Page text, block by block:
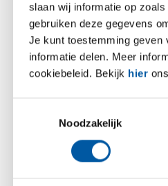
slaan wij informatie op
gebruiken deze gegevens
Je kunt toestemming geven
informatie delen. Meer
cookiebeleid. Bekijk hier
Noodzakelijk
“Als
08-05-
“De